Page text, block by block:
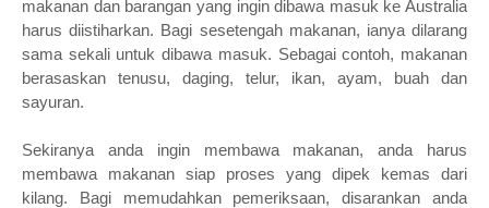
makanan dan barangan yang ingin dibawa masuk ke Australia
harus diistiharkan. Bagi sesetengah makanan, ianya dilarang
sama sekali untuk dibawa masuk. Sebagai contoh, makanan
berasaskan tenusu, daging, telur, ikan, ayam, buah dan
sayuran.
Sekiranya anda ingin membawa makanan, anda harus
membawa makanan siap proses yang dipek kemas dari
kilang. Bagi memudahkan pemeriksaan, disarankan anda